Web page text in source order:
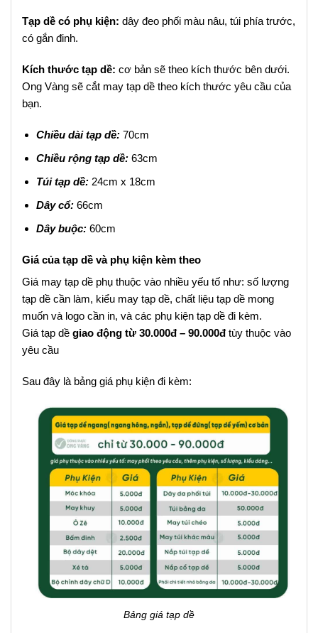
Tạp dề có phụ kiện: dây đeo phối màu nâu, túi phía trước,
có gắn đinh.
Kích thước tạp dề: cơ bản sẽ theo kích thước bên dưới.
Ong Vàng sẽ cắt may tạp dề theo kích thước yêu cầu của
bạn.
Chiều dài tạp dề: 70cm
Chiều rộng tạp dề: 63cm
Túi tạp dề: 24cm x 18cm
Dây cổ: 66cm
Dây buộc: 60cm
Giá của tạp dề và phụ kiện kèm theo
Giá may tạp dề phụ thuộc vào nhiều yếu tố như: số lượng
tạp dề cần làm, kiểu may tạp dề, chất liệu tạp dề mong
muốn và logo cần in, và các phụ kiện tạp dề đi kèm.
Giá tạp dề giao động từ 30.000đ – 90.000đtùy thuộc vào
yêu cầu
Sau đây là bảng giá phụ kiện đi kèm:
Bảng giá tạp dề